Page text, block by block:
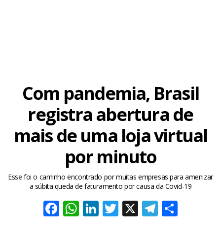
Com pandemia, Brasil
registra abertura de
mais de uma loja virtual
por minuto
Esse foi o caminho encontrado por muitas empresas para amenizar
a súbita queda de faturamento por causa da Covid-19
Facebook
WhatsApp
LinkedIn
Twitter
X